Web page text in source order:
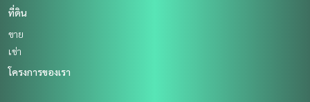
ที่ดิน
ขาย
เช่า
โครงการของเรา